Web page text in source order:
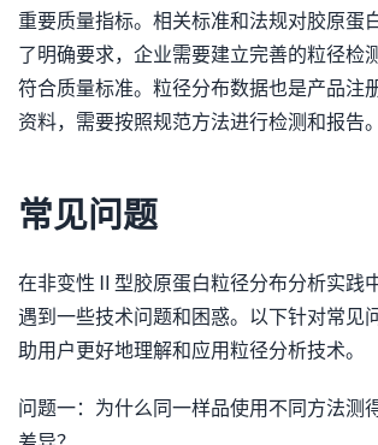
重要质量指标。相关标准和法规对胶原蛋
了明确要求，企业需要建立完善的粒径检
符合质量标准。粒径分布数据也是产品注
资料，需要按照规范方法进行检测和报告。
常见问题
在非变性Ⅱ型胶原蛋白粒径分布分析实践
遇到一些技术问题和困惑。以下针对常见
助用户更好地理解和应用粒径分析技术。
问题一：为什么同一样品使用不同方法测